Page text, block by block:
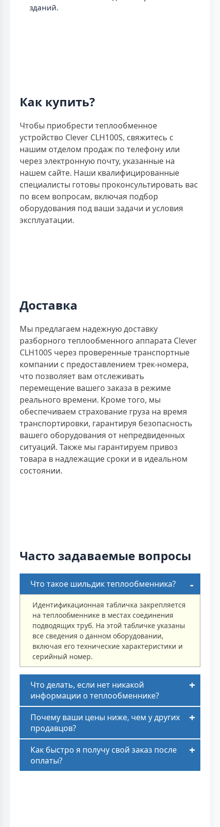
зданий.
Как купить?
Чтобы приобрести теплообменное
устройство Clever CLH100S, свяжитесь с
нашим отделом продаж по телефону или
через электронную почту, указанные на
нашем сайте. Наши квалифицированные
специалисты готовы проконсультировать вас
по всем вопросам, включая подбор
оборудования под ваши задачи и условия
эксплуатации.
Доставка
Мы предлагаем надежную доставку
разборного теплообменного аппарата Clever
CLH100S через проверенные транспортные
компании с предоставлением трек-номера,
что позволяет вам отслеживать
перемещение вашего заказа в режиме
реального времени. Кроме того, мы
обеспечиваем страхование груза на время
транспортировки, гарантируя безопасность
вашего оборудования от непредвиденных
ситуаций. Также мы гарантируем привоз
товара в надлежащие сроки и в идеальном
состоянии.
Часто задаваемые вопросы
Что такое шильдик теплообменника?
Идентификационная табличка закрепляется
на теплообменнике в местах соединения
подводящих труб. На этой табличке указаны
все сведения о данном оборудовании,
включая его технические характеристики и
серийный номер.
Что делать, если нет никакой
информации о теплообменнике?
Почему ваши цены ниже, чем у других
продавцов?
Как быстро я получу свой заказ после
оплаты?